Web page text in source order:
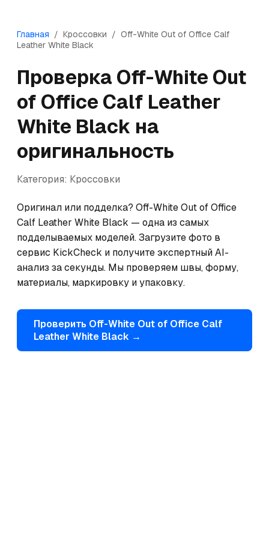
Главная / Кроссовки / Off-White Out of Office Calf
Leather White Black
Проверка Off-White Out
of Office Calf Leather
White Black на
оригинальность
Категория: Кроссовки
Оригинал или подделка? Off-White Out of Office
Calf Leather White Black — одна из самых
подделываемых моделей. Загрузите фото в
сервис KickCheck и получите экспертный AI-
анализ за секунды. Мы проверяем швы, форму,
материалы, маркировку и упаковку.
Проверить Off-White Out of Office Calf
Leather White Black →